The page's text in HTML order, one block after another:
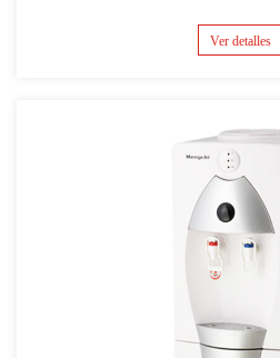
Ver detalles